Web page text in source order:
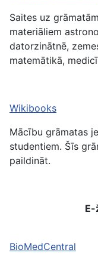
Saites uz
materiāliem
datorzinātnē,
matemātikā,
Wikibooks
Mācību grāmatas
studentiem. Šīs
paildināt.
BioMedCentral